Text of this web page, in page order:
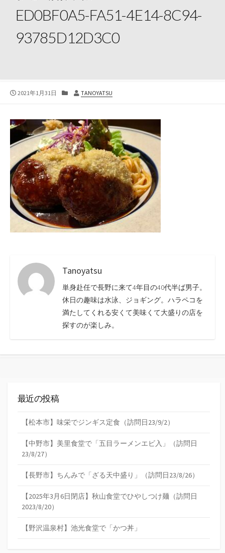
ED0BF0A5-FA51-4E14-8C94-
93785D12D3C0
公
2021年1月31日
カ
リ
ー
投
TANOYATSU
Tanoyatsu
単身赴任で長野に来て4年目の40代半ば男子。
休日の趣味は水泳、ジョギング。ハラペコを
満たしてくれる安くて美味くて大盛りの店を
探すのが楽しみ。
最近の投稿
【松本市】味栄でジンギス定食（訪問日23/9/2）
【中野市】美里食堂で「五目ラーメンエビ入」（訪問日
23/8/27）
【長野市】ちんみで「ざる天中盛り」（訪問日23/8/26）
【2025年3月6日閉店】秋山食堂でひやしつけ麺（訪問日
2023/8/20）
【野沢温泉村】池光食堂で「かつ丼」